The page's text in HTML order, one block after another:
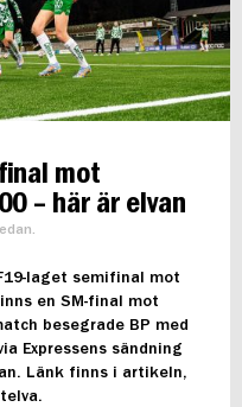
mot
– här är elvan
laget semifinal mot
en SM-final mot
besegrade BP med
Expressens sändning
Länk finns i artikeln,